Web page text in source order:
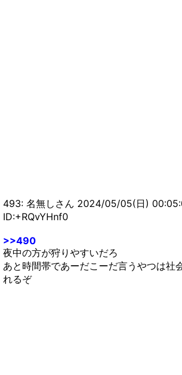
493: 名無しさん 2024/05/05(日)
ID:+RQvYHnf0
>>490
夜中の方が狩りやすいだろ
あと時間帯であーだこーだ言うやつは社
れるぞ